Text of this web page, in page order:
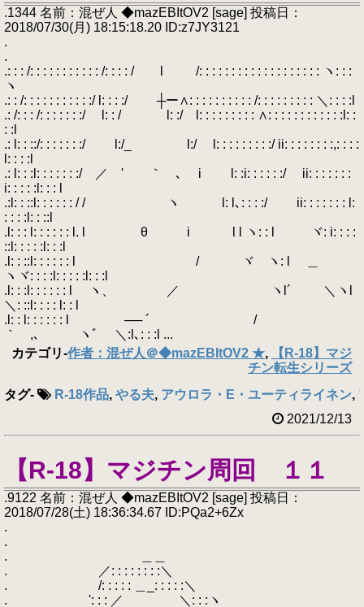
.1344 名前：混ぜ人 ◆mazEBItOV2 [sage] 投稿日：
2018/07/30(月) 18:15:18.20 ID:z7JY3121
.
.
.: : : /: : : : : : : : : : : /: : : : / l /: : : : : : : : : : : : : : : : : : : ヽ: : :
ヽ
.: : /: : : : : : : : : : :/ l: : : :/ ┼ー∧: : : : : : : : : : /: : : : : : : : : ＼: : : :l
.: /: : : /: : : : : : :/ l: : / l: :/ l: : : : : : : : : ∧: : : : : : : : : : : :l: :
: :l
.: l: : ::/: : : : : : :/ l:/_ l:/ l: : : : : : : : :/ ii: : : : : : : :,: : : :
l: : : :l
.: l: : :l: : : : : : :/ ／ ' ｀ ､ i l: :i: : : : : :/ ii: : : : : : :
i: : : : :l: : : l
.:l: : ::l: : : : : : / / ヽ l: l､: : : :/ ii: : : : : : : l:
: : : :l: : ::l
.l: : : l: : : : : : l. l θ i l l ヽ: : l ヾ: i: : : :
::l: : : : :l: : :l
.l: : ::l: : : : : : l / ヾ ヽ: l ＿
ヽヾ: : : :l: : : : :l: : :l
.l: : :l: : : : : : l ヽ、 ／ ヽl´ ＼ヽl
＼: ::l: : : : l: : l
.l: : l: : : : : : l ── ´ /
｀ ,､ ヽﾞ ＼:l､: : :l ...
カテゴリ-作者：混ぜ人＠◆mazEBItOV2 ★,
【R-18】マジ
チン転生シリーズ
タグ- R-18作品, やる夫, アウロラ・E・ユーティライネン,
2021/12/13
【R-18】マジチン周回 １１
.9122 名前：混ぜ人 ◆mazEBItOV2 [sage] 投稿日：
2018/07/28(土) 18:36:34.67 ID:PQa2+6Zx
.
.
. ＿＿
. ／: : : : : : : :＼
. /: : : : : ＿_: : : : :＼
. ': : : ／ ＼: : :ヽ